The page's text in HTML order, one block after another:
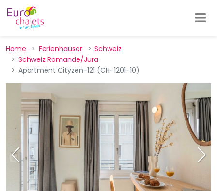
Home Ferienhauser
Schweiz
Schweiz Romande/Jura
Apartment Cityzen-121 (CH-1201-10)